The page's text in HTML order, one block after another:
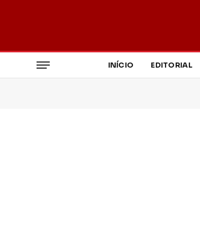
INÍCIO EDITORIAL